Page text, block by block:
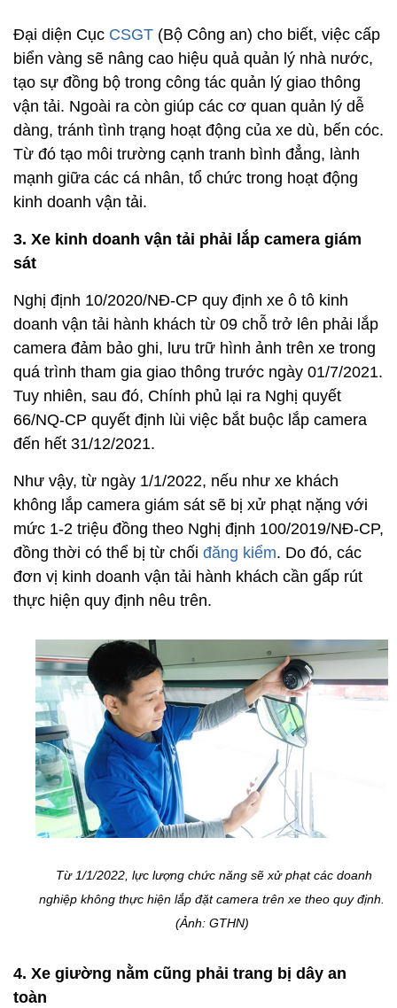
Đại diện Cục CSGT (Bộ Công an) cho biết, việc cấp
biển vàng sẽ nâng cao hiệu quả quản lý nhà nước,
tạo sự đồng bộ trong công tác quản lý giao thông
vận tải. Ngoài ra còn giúp các cơ quan quản lý dễ
dàng, tránh tình trạng hoạt động của xe dù, bến cóc.
Từ đó tạo môi trường cạnh tranh bình đẳng, lành
mạnh giữa các cá nhân, tổ chức trong hoạt động
kinh doanh vận tải.
3. Xe kinh doanh vận tải phải lắp camera giám
sát
Nghị định 10/2020/NĐ-CP quy định xe ô tô kinh
doanh vận tải hành khách từ 09 chỗ trở lên phải lắp
camera đảm bảo ghi, lưu trữ hình ảnh trên xe trong
quá trình tham gia giao thông trước ngày 01/7/2021.
Tuy nhiên, sau đó, Chính phủ lại ra Nghị quyết
66/NQ-CP quyết định lùi việc bắt buộc lắp camera
đến hết 31/12/2021.
Như vậy, từ ngày 1/1/2022, nếu như xe khách
không lắp camera giám sát sẽ bị xử phạt nặng với
mức 1-2 triệu đồng theo Nghị định 100/2019/NĐ-CP,
đồng thời có thể bị từ chối đăng kiểm. Do đó, các
đơn vị kinh doanh vận tải hành khách cần gấp rút
thực hiện quy định nêu trên.
Từ 1/1/2022, lực lượng chức năng sẽ xử phạt các doanh
nghiệp không thực hiện lắp đặt camera trên xe theo quy định.
(Ảnh: GTHN)
4. Xe giường nằm cũng phải trang bị dây an
toàn